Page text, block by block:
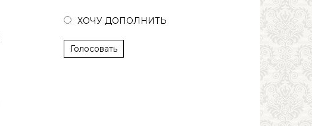
ХОЧУ ДОПОЛНИТЬ
Голосовать